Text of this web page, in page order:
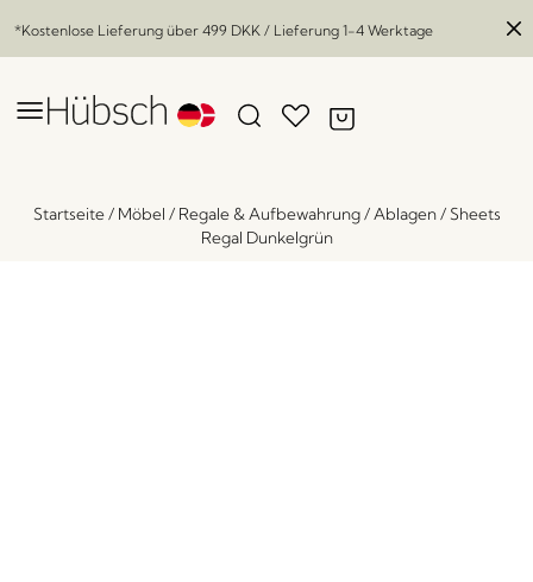
*Kostenlose Lieferung über 499 DKK / Lieferung 1-4 Werktage
Startseite/ Möbel / Regale & Aufbewahrung/ Ablagen/ Sheets
Regal Dunkelgrün